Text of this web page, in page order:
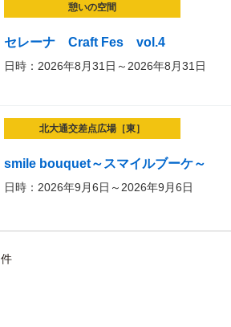
憩いの空間
セレーナ Craft Fes vol.4
日時：2026年8月31日～2026年8月31日
北大通交差点広場［東］
smile bouquet～スマイルブーケ～
日時：2026年9月6日～2026年9月6日
件